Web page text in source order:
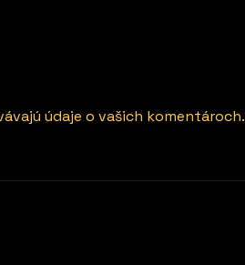
údaje o vašich komentároch.